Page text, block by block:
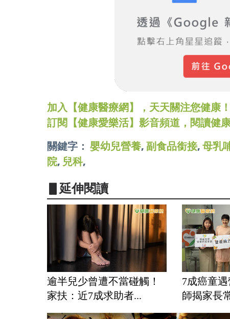
加入【健康醫療網】，天天關注您健
訂閱【健康愛樂活】影音頻道，閱讀健
關鍵字： 嬰幼兒營養, 副食品銜接, 母乳
院, 兒科,
▋延伸閱讀
逾半兒少曾遭不當碰觸！
家扶：近7成求助者...
7成癌童
師揭家長